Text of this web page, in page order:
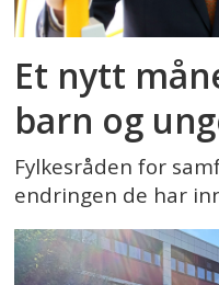
Et nytt
barn og
Fylkesråden for
endringen de har